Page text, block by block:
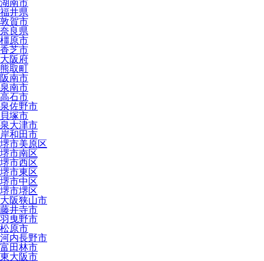
湖南市
福井県
敦賀市
奈良県
橿原市
香芝市
大阪府
熊取町
阪南市
泉南市
高石市
泉佐野市
貝塚市
泉大津市
岸和田市
堺市美原区
堺市南区
堺市西区
堺市東区
堺市中区
堺市堺区
大阪狭山市
藤井寺市
羽曳野市
松原市
河内長野市
富田林市
東大阪市